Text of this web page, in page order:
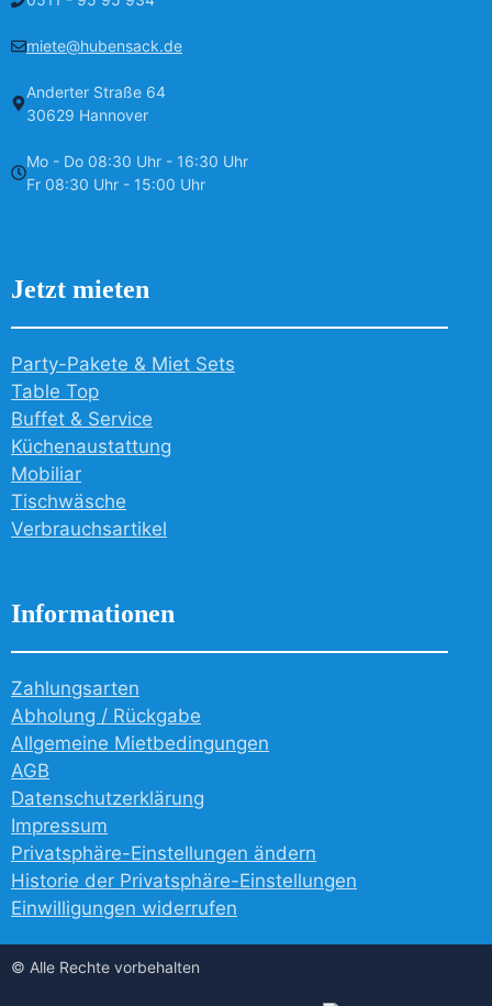
miete@hubensack.de
Anderter Straße 64
30629 Hannover
Mo - Do 08:30 Uhr - 16:30 Uhr
Fr 08:30 Uhr - 15:00 Uhr
Jetzt mieten
Party-Pakete & Miet Sets
Table Top
Buffet & Service
Küchenaustattung
Mobiliar
Tischwäsche
Verbrauchsartikel
Informationen
Zahlungsarten
Abholung / Rückgabe
Allgemeine Mietbedingungen
AGB
Datenschutzerklärung
Impressum
Privatsphäre-Einstellungen ändern
Historie der Privatsphäre-Einstellungen
Einwilligungen widerrufen
© Alle Rechte vorbehalten